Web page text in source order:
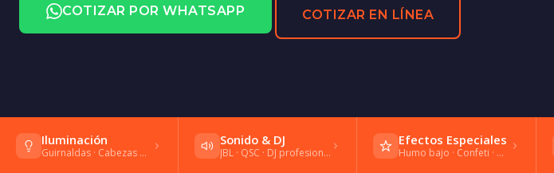
COTIZAR POR WHATSAPP COTIZAR EN LÍNEA
Iluminación
Guirnaldas · Cabezas móviles · Gobos
Sonido & DJ
JBL · QSC · DJ profesional · Shure
Efectos Especiales
Humo bajo · Confeti · Bengalas frías